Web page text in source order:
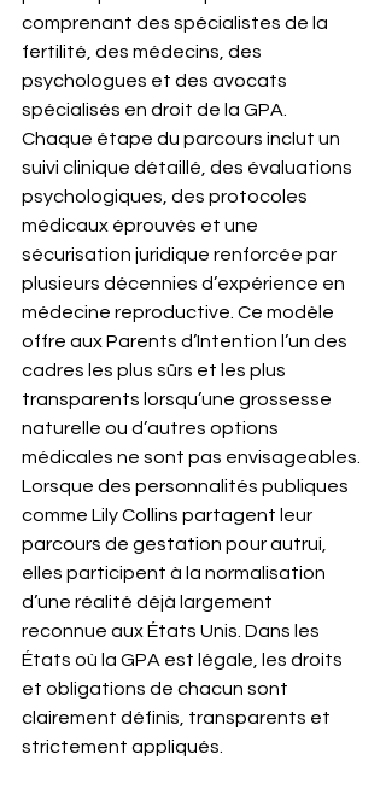
comprenant des spécialistes de la
fertilité, des médecins, des
psychologues et des avocats
spécialisés en droit de la GPA.
Chaque étape du parcours inclut un
suivi clinique détaillé, des évaluations
psychologiques, des protocoles
médicaux éprouvés et une
sécurisation juridique renforcée par
plusieurs décennies d’expérience en
médecine reproductive. Ce modèle
offre aux Parents d’Intention l’un des
cadres les plus sûrs et les plus
transparents lorsqu’une grossesse
naturelle ou d’autres options
médicales ne sont pas envisageables.
Lorsque des personnalités publiques
comme Lily Collins partagent leur
parcours de gestation pour autrui,
elles participent à la normalisation
d’une réalité déjà largement
reconnue aux États Unis. Dans les
États où la GPA est légale, les droits
et obligations de chacun sont
clairement définis, transparents et
strictement appliqués.